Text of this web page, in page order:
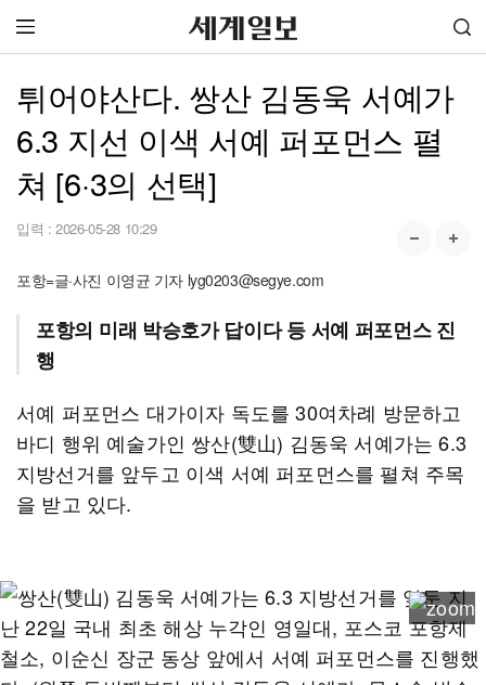
튀어야산다. 쌍산 김동욱 서예가
6.3 지선 이색 서예 퍼포먼스 펼
쳐 [6·3의 선택]
입력 : 2026-05-28 10:29
포항=글·사진 이영균 기자 lyg0203@segye.com
포항의 미래 박승호가 답이다 등 서예 퍼포먼스 진
행
서예 퍼포먼스 대가이자 독도를 30여차례 방문하고
바디 행위 예술가인 쌍산(雙山) 김동욱 서예가는 6.3
지방선거를 앞두고 이색 서예 퍼포먼스를 펼쳐 주목
을 받고 있다.